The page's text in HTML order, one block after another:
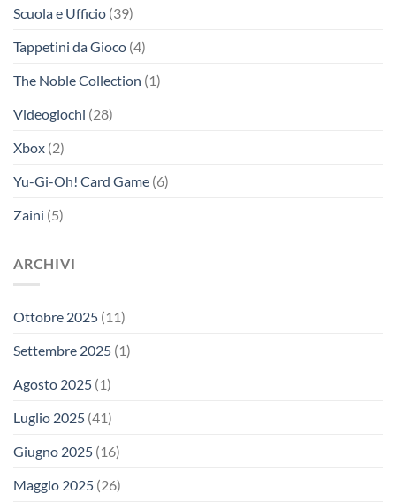
Scuola e Ufficio (39)
Tappetini da Gioco (4)
The Noble Collection (1)
Videogiochi (28)
Xbox (2)
Yu-Gi-Oh! Card Game (6)
Zaini (5)
ARCHIVI
Ottobre 2025 (11)
Settembre 2025 (1)
Agosto 2025 (1)
Luglio 2025 (41)
Giugno 2025 (16)
Maggio 2025 (26)